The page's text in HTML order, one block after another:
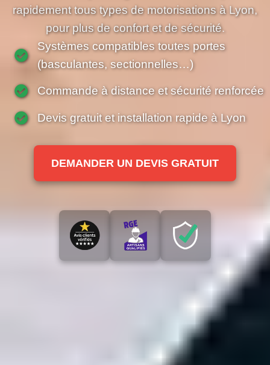
rapidement tous types de motorisations à Lyon,
pour plus de confort et de sécurité.
Systèmes compatibles toutes portes
(basculantes, sectionnelles…)
Commande à distance et sécurité renforcée
Devis gratuit et installation rapide à Lyon
DEMANDER UN DEVIS GRATUIT